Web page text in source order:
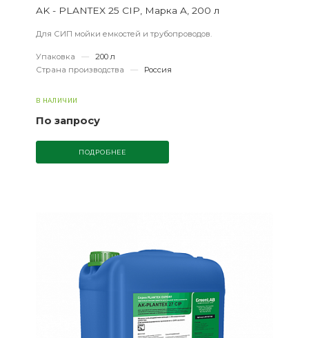
AK - PLANTEX 25 CIP, Марка A, 200 л
Для СИП мойки емкостей и трубопроводов.
Упаковка —
200 л
Страна производства
— Россия
В НАЛИЧИИ
По запросу
ПОДРОБНЕЕ